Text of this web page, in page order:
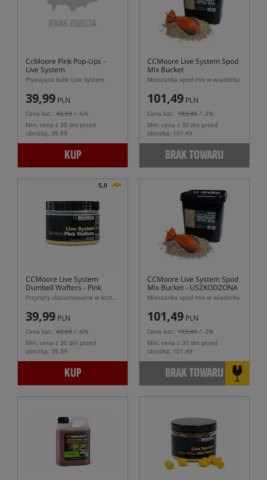
CcMoore Pink Pop-Ups -
Live System
Pływające kulki Live System
39,99 PLN
Cena kat.: 42,69 / -6%
Min. cena z 30 dni przed
obniżką: 39.99
KUP
CCMoore Live System Spod
Mix Bucket
Mieszanka spod mix w wiaderku
101,49 PLN
Cena kat.: 103,49 / -2%
Min. cena z 30 dni przed
obniżką: 101.49
BRAK TOWARU
5,0
CCMoore Live System
Dumbell Wafters - Pink
Przynęty zbalansowane w kształcie dumbells w różowym kolorze
39,99 PLN
Cena kat.: 42,69 / -6%
Min. cena z 30 dni przed
obniżką: 39.99
KUP
CCMoore Live System Spod
Mix Bucket- USZKODZONA
RĄCZKA WIADERKA
Mieszanka spod mix w wiaderku
101,49 PLN
Cena kat.: 103,49 / -2%
Min. cena z 30 dni przed
obniżką: 101.49
BRAK TOWARU